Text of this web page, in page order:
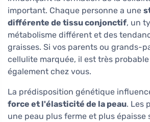
important. Chaque personne a une
différente de tissu conjonctif, un
métabolisme différent et des
graisses. Si vos parents ou grands-
cellulite marquée, il est très
également chez vous.
La prédisposition génétique
force et l'élasticité de la peau. Les
une peau plus ferme et plus épaisse